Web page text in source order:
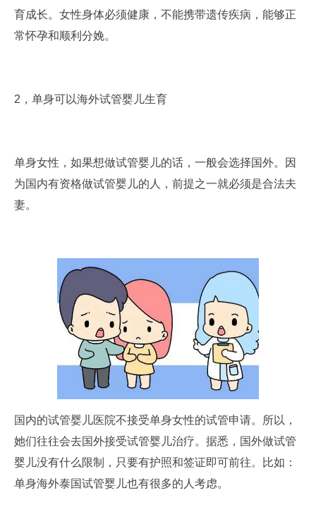
育成长。女性身体必须健康，不能携带遗传疾病，能够正
常怀孕和顺利分娩。
2，单身可以海外试管婴儿生育
单身女性，如果想做试管婴儿的话，一般会选择国外。因
为国内有资格做试管婴儿的人，前提之一就必须是合法夫
妻。
国内的试管婴儿医院不接受单身女性的试管申请。所以，
她们往往会去国外接受试管婴儿治疗。据悉，国外做试管
婴儿没有什么限制，只要有护照和签证即可前往。比如：
单身海外泰国试管婴儿也有很多的人考虑。